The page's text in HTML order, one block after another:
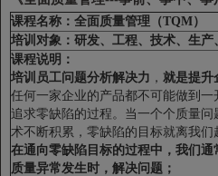
课程名称： 全面质量管理（TQM）
培训对象： 研发、工程、技术、生产
课程说明：
培训员工问题分析解决力 ， 就是提升
任何一家企业的产品都不可能做到
追求零缺陷的过程。当一个个质量
术不断积累，零缺陷的目标就离我们
在通向零缺陷目标的过程中，我们通
质量异常发生时，解决问题；